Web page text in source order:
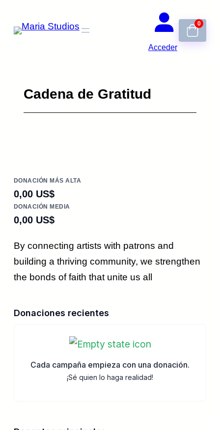
Acceder
0
Cadena de Gratitud
DONACIÓN MÁS ALTA
0,00 US$
DONACIÓN MEDIA
0,00 US$
By connecting artists with patrons and
building a thriving community, we strengthen
the bonds of faith that unite us all
Donaciones recientes
Cada campaña empieza con una donación.
¡Sé quien lo haga realidad!